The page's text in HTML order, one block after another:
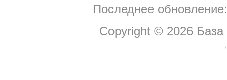
Последнее
Copyright © 2026 База